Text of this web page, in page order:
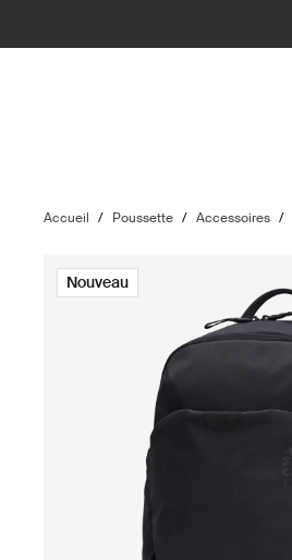
Accueil / Poussette / Accessoires /
Nouveau